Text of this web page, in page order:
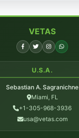
VETAS
U.S.A.
Sebastian A. Sagranichne
Miami, FL
+1-305-968-3936
usa@vetas.com